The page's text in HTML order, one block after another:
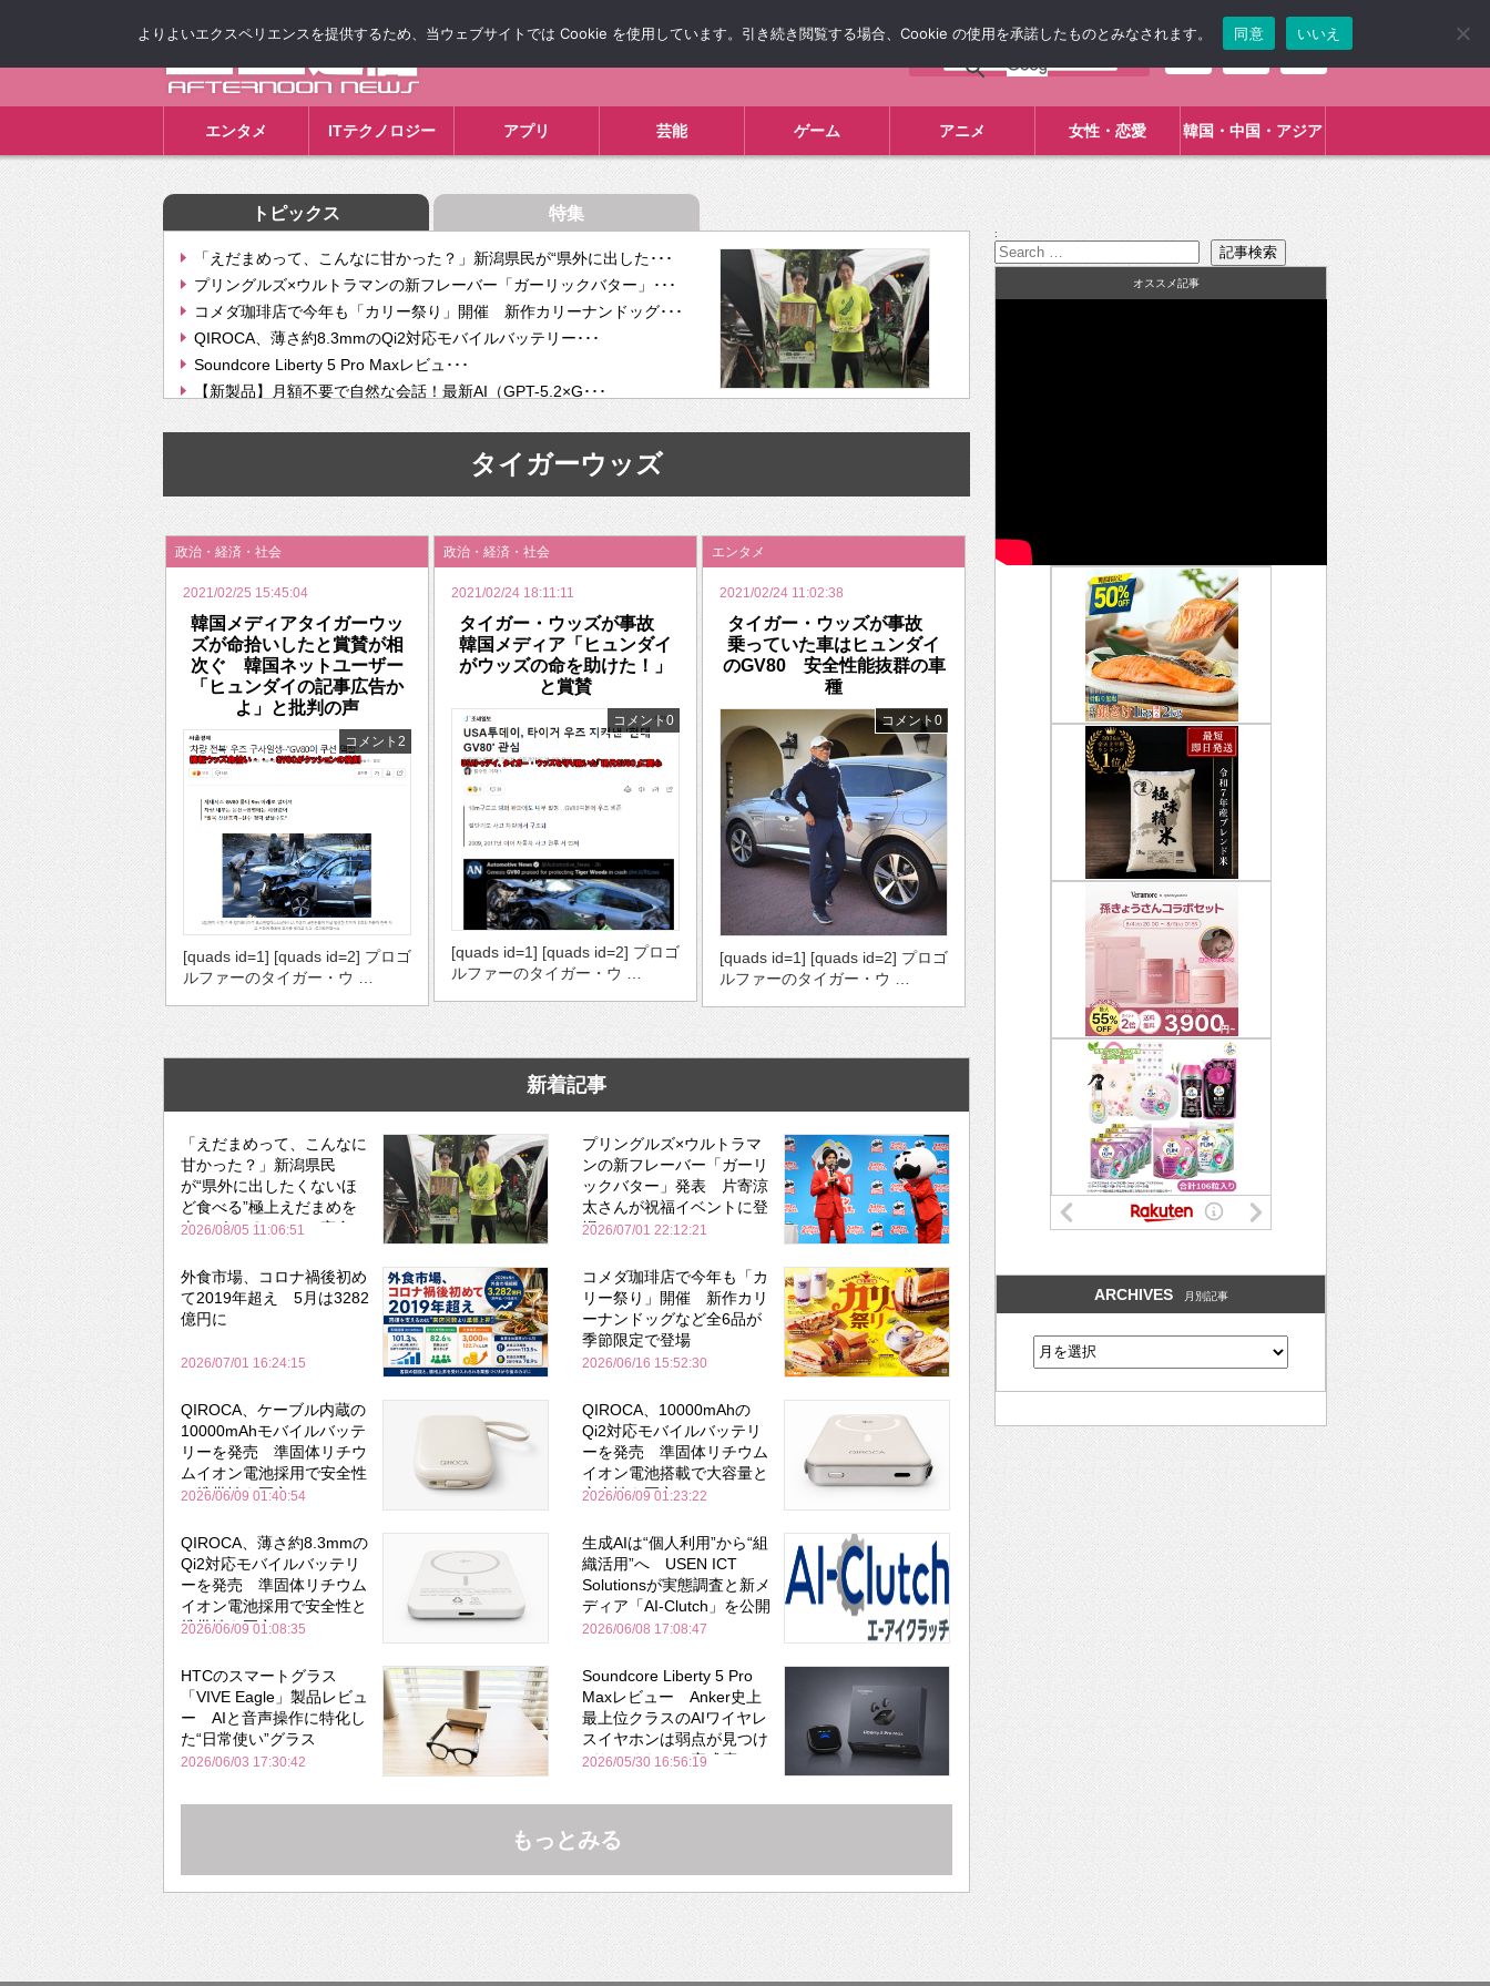
エンタメ ITテクノロジー アプリ 芸能 ゲーム アニメ 女性・恋愛 韓国・中国・アジア
トピックス 特集
「えだまめって、こんなに甘かった？」新潟県民が“県外に出した･･･
プリングルズ×ウルトラマンの新フレーバー「ガーリックバター」･･･
コメダ珈琲店で今年も「カリー祭り」開催 新作カリーナンドッグ･･･
QIROCA、薄さ約8.3mmのQi2対応モバイルバッテリー･･･
Soundcore Liberty 5 Pro Maxレビュ･･･
【新製品】月額不要で自然な会話！最新AI（GPT-5.2×G･･･
【次世代の没入感と生産性】VITURE Luma Ultra･･･
挫折率8割の壁をAIで突破。ジャストシステム、”自分が今話し･･･
2026年のバレンタインは「自分で作って、想いを渡す」 TE･･･
タイガーウッズ
政治・経済・社会
2021/02/25 15:45:04
韓国メディアタイガーウッ
ズが命拾いしたと賞賛が相
次ぐ 韓国ネットユーザー
「ヒュンダイの記事広告か
よ」と批判の声
コメント2
[quads id=1] [quads id=2] プロゴ
ルファーのタイガー・ウ …
政治・経済・社会
2021/02/24 18:11:11
タイガー・ウッズが事故
韓国メディア「ヒュンダイ
がウッズの命を助けた！」
と賞賛
コメント0
[quads id=1] [quads id=2] プロゴ
ルファーのタイガー・ウ …
エンタメ
2021/02/24 11:02:38
タイガー・ウッズが事故
乗っていた車はヒュンダイ
のGV80 安全性能抜群の車
種
コメント0
[quads id=1] [quads id=2] プロゴ
ルファーのタイガー・ウ …
新着記事
「えだまめって、こんなに
甘かった？」新潟県民
が“県外に出したくないほ
ど食べる”極上えだまめを
森のビアガーデンで実食
2026/08/05 11:06:51
プリングルズ×ウルトラマ
ンの新フレーバー「ガーリ
ックバター」発表 片寄涼
太さんが祝福イベントに登
場
2026/07/01 22:12:21
外食市場、コロナ禍後初め
て2019年超え 5月は3282
億円に
2026/07/01 16:24:15
コメダ珈琲店で今年も「カ
リー祭り」開催 新作カリ
ーナンドッグなど全6品が
季節限定で登場
2026/06/16 15:52:30
QIROCA、ケーブル内蔵の
10000mAhモバイルバッテ
リーを発売 準固体リチウ
ムイオン電池採用で安全性
と携帯性を両立
2026/06/09 01:40:54
QIROCA、10000mAhの
Qi2対応モバイルバッテリ
ーを発売 準固体リチウム
イオン電池搭載で大容量と
安全性を両立
2026/06/09 01:23:22
QIROCA、薄さ約8.3mmの
Qi2対応モバイルバッテリ
ーを発売 準固体リチウム
イオン電池採用で安全性と
携帯性を両立
2026/06/09 01:08:35
生成AIは“個人利用”から“組
織活用”へ USEN ICT
Solutionsが実態調査と新メ
ディア「AI-Clutch」を公開
2026/06/08 17:08:47
HTCのスマートグラス
「VIVE Eagle」製品レビュ
ー AIと音声操作に特化し
た“日常使い”グラス
2026/06/03 17:30:42
Soundcore Liberty 5 Pro
Maxレビュー Anker史上
最上位クラスのAIワイヤレ
スイヤホンは弱点が見つけ
づらいくらいの完成度にび
Bose並み
2026/05/30 16:56:19
もっとみる
:
オススメ記事
ARCHIVES 月別記事
よりよいエクスペリエンスを提供するため、当ウェブサイトでは Cookie を使用しています。引き続き閲覧する場合、Cookie の使用を承諾したものとみなされます。 同意 いいえ